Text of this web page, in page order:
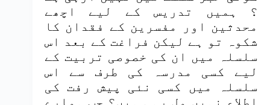
؟ ہمیں تدریس کے لیے اچھے
محدثین اور مفسرین کے فقدان کا
شکوہ تو ہے لیکن فراغت کے بعد اس
سلسلہ میں ان کی خصوصی تربیت کے
لیے کسی مدرسہ کی طرف سے اس
سلسلہ میں کسی نئی پیش رفت کی